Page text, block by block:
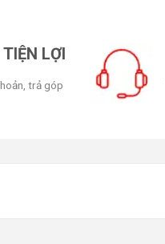
LỢI
trả góp